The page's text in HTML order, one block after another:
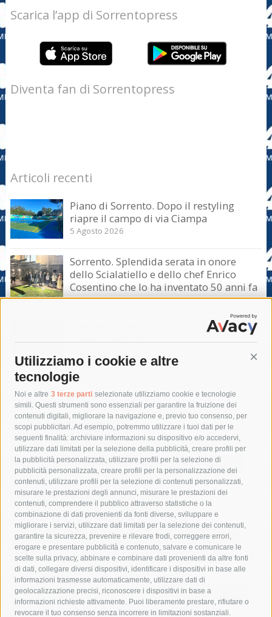
Utilizziamo i cookie e altre
tecnologie
Noi e altre 3 terze parti selezionate utilizziamo cookie e tecnologie
simili. Questi strumenti sono essenziali per garantire la fruizione dei
contenuti digitali, migliorare la navigazione e, previo tuo consenso, per
scopi pubblicitari. Ad esempio, potremmo utilizzare i tuoi dati per le
seguenti finalità: archiviare informazioni su dispositivo e/o accedervi,
utilizzare dati limitati per la selezione della pubblicità, creare profili per
la pubblicità personalizzata, utilizzare profili per la selezione di
pubblicità personalizzata, creare profili per la personalizzazione dei
contenuti, utilizzare profili per la selezione di contenuti personalizzati,
misurare le prestazioni degli annunci, misurare le prestazioni dei
contenuti, comprendere il pubblico attraverso statistiche o la
combinazione di dati provenienti da fonti diverse, sviluppare e
migliorare i servizi, utilizzare dati limitati per la selezione dei contenuti,
garantire la sicurezza, prevenire e rilevare frodi, correggere errori,
erogare e presentare pubblicità e contenuto, salvare e comunicare le
scelte sulla privacy, abbinare e combinare dati provenienti da altre fonti
di dati, collegare diversi dispositivi, identificare i dispositivi in base alle
informazioni trasmesse automaticamente, utilizzare dati di
geolocalizzazione precisi, riconoscere i dispositivi in base a
informazioni richieste attivamente. Puoi liberamente prestare, rifiutare o
revocare il tuo consenso senza incorrere in limitazioni sostanziali.
Scarica l’app di Sorrentopress
Diventa fan di Sorrentopress
Articoli recenti
Piano di Sorrento. Dopo il restyling
riapre il campo di via Ciampa
5 Agosto 2026
Sorrento. Splendida serata in onore
dello Scialatiello e dello chef Enrico
Cosentino che lo ha inventato 50 anni fa
5 Agosto 2026
Sorrento. Maurizio de Giovanni presenta
Tag
acqua allerta meteo
anas
area marina protetta di punta campanella
arresto
Asl Napoli 3 sud
capitaneria di porto capri
carabinieri
castellammare di stabia
circumvesuviana
comune di sorrento
concerto
contagi
costiera amalfitana
covid-19 eav
elezioni
fondazione sorrento
gori guardia costiera
incidente
lavori
lorenzo balducelli mare
massa lubrense
massimo coppola
Meta napoli
ordinanza
penisola sorrentina
piano di sorrento
polizia municipale
protezione civile
Regione Campania sant'agnello